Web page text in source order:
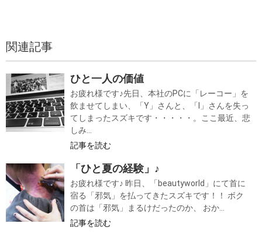
関連記事
ひと一人の価値
お疲れ様です♪先日、本社のPCに「レーコー」を
飲ませてしまい、「Y」さんと、「I」さんを失っ
てしまったスズキです・・・・・。ここ最近、悲
しみ...
記事を読む
「ひと夏の経験」♪
お疲れ様です♪ 昨日、「beautyworld」にて首に
宿る「邪気」を払ってきたスズキです！！ ボク
の首は「邪気」まるけだったのか、 おか...
記事を読む